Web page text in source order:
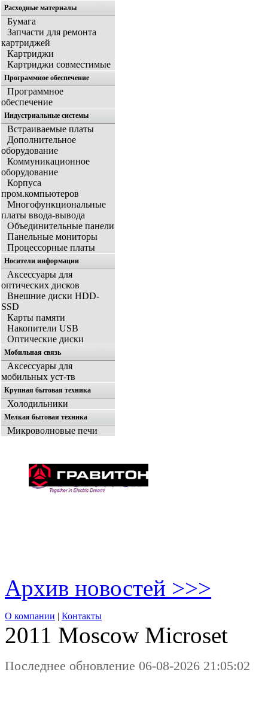
Расходные материалы
Бумага
Запчасти для ремонта
картриджей
Картриджи
Картриджи совместимые
Программное обеспечение
Программное
обеспечение
Индустриальные системы
Встраиваемые платы
Дополнительное
оборудование
Коммуникационное
оборудование
Корпуса
пром.компьютеров
Многофункциональные
платы ввода-вывода
Объединительные панели
Панельные мониторы
Процессорные платы
Носители информации
Аксессуары для
оптических дисков
Внешние диски HDD-
SSD
Карты памяти
Накопители USB
Оптические диски
Мобильная связь
Аксессуары для
мобильных уст-тв
Крупная бытовая техника
Холодильники
Мелкая бытовая техника
Микроволновые печи
Архив новостей >>>
О компании | Контакты
2011 Moscow Microset
Последнее обновление 06-08-2026 21:05:02